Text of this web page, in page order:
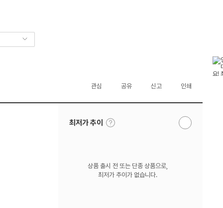
관심 공유 신고 인쇄
최저가 추이
툴
팁
알
상품 출시 전 또는 단종 상품으로,
최저가 추이가 없습니다.